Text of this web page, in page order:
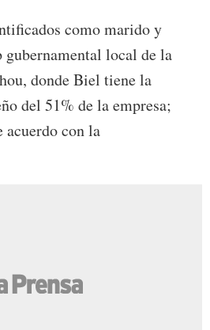
como marido y
local de la
donde Biel tiene la
del 51% de la empresa;
con la